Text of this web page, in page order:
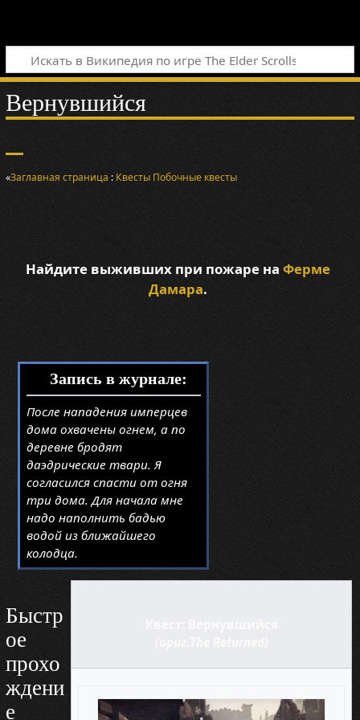
Вернувшийся
«Заглавная страница : Квесты Побочные квесты
Найдите выживших при пожаре наФерме
Дамара.
Запись в журнале:
После нападения имперцев
дома охвачены огнем, а по
деревне бродят
даэдрические твари. Я
согласился спасти от огня
три дома. Для начала мне
надо наполнить бадью
водой из ближайшего
колодца.
Быстр
ое
прохо
ждени
е